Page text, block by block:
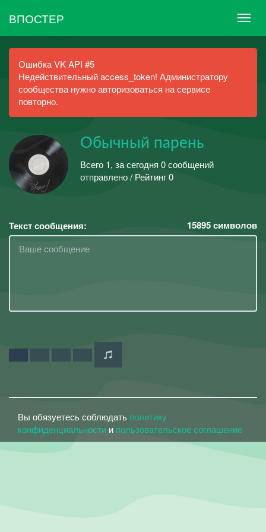
ВПОСТЕР
Ошибка VK API #5
Недействительный access_token! Администратору
сообщества нужно авторизоваться на сервисе
повторно.
Обычный парень
Всего 1, за сегодня 0 сообщений
отправлено / Рейтинг 0
Текст сообщения: 15895символов
Вы обязуетесь соблюдать политику
конфиденциальности и пользовательское соглашение